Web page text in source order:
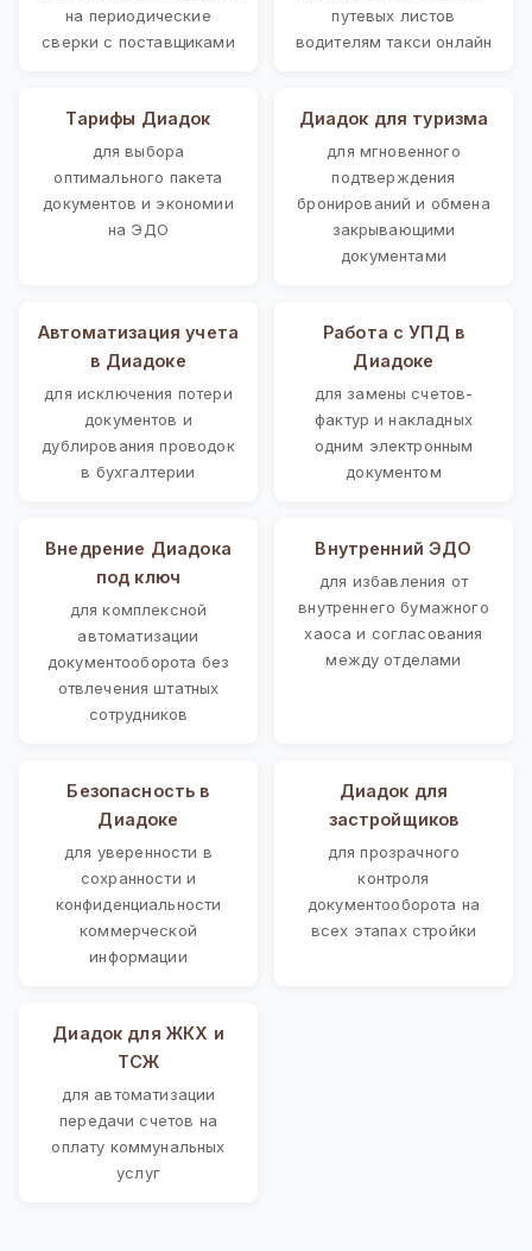
на периодические
сверки с поставщиками
путевых листов
водителям такси онлайн
Тарифы Диадок
для выбора
оптимального пакета
документов и экономии
на ЭДО
Диадок для туризма
для мгновенного
подтверждения
бронирований и обмена
закрывающими
документами
Автоматизация учета
в Диадоке
для исключения потери
документов и
дублирования проводок
в бухгалтерии
Работа с УПД в
Диадоке
для замены счетов-
фактур и накладных
одним электронным
документом
Внедрение Диадока
под ключ
для комплексной
автоматизации
документооборота без
отвлечения штатных
сотрудников
Внутренний ЭДО
для избавления от
внутреннего бумажного
хаоса и согласования
между отделами
Безопасность в
Диадоке
для уверенности в
сохранности и
конфиденциальности
коммерческой
информации
Диадок для
застройщиков
для прозрачного
контроля
документооборота на
всех этапах стройки
Диадок для ЖКХ и
ТСЖ
для автоматизации
передачи счетов на
оплату коммунальных
услуг